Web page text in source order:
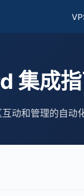
集成
动和管理的自动